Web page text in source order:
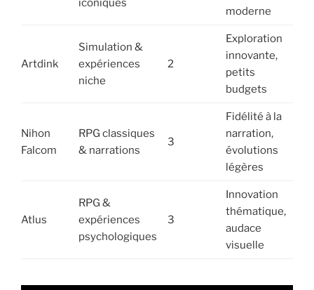
iconiques
moderne
Artdink
Simulation &
expériences
niche
2
Exploration
innovante,
petits
budgets
Nihon
Falcom
RPG classiques
& narrations
3
Fidélité à la
narration,
évolutions
légères
Atlus
RPG &
expériences
psychologiques
3
Innovation
thématique,
audace
visuelle